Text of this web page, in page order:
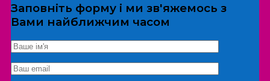
*Дані не передаються третім особам
Екскурсія/локація
Заповніть форму і ми зв'яжемось з
Вами найближчим часом